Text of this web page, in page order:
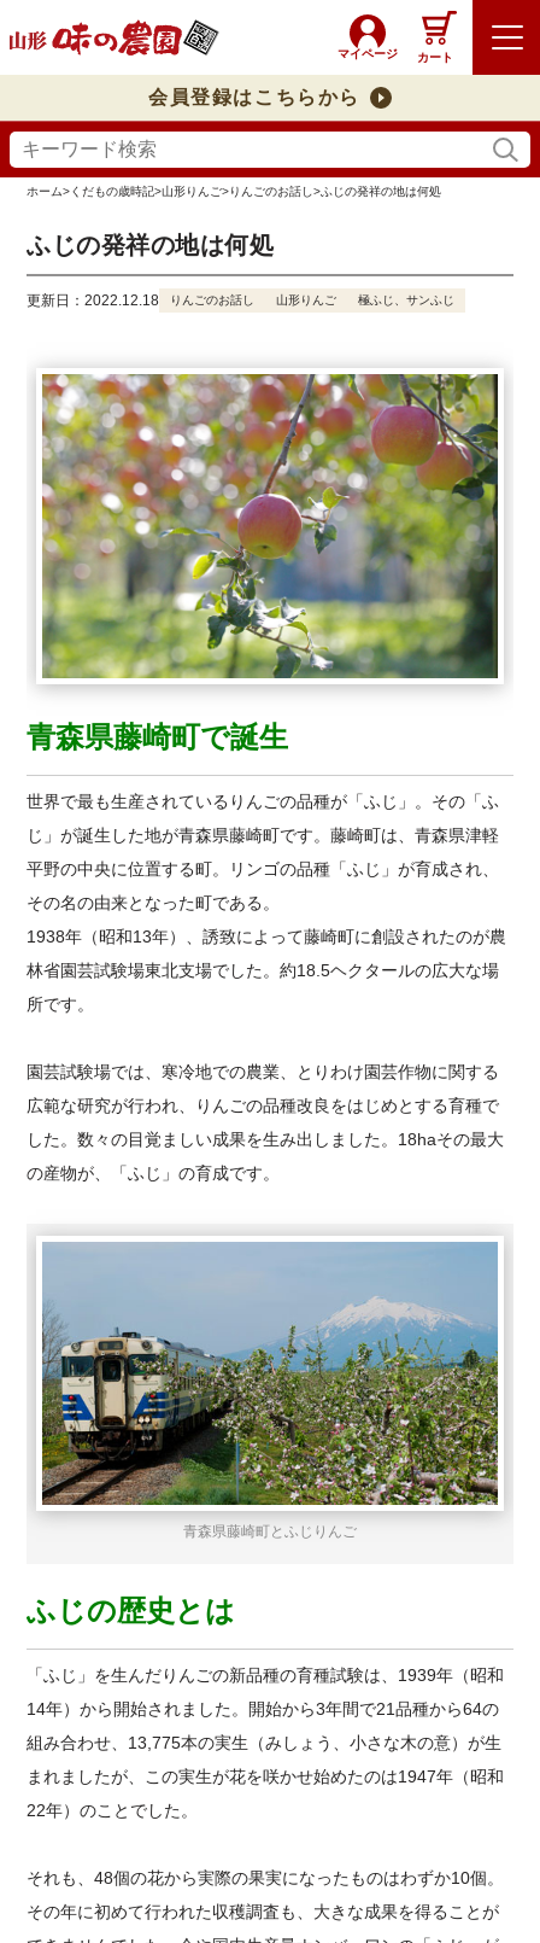
マイページ カート
会員登録はこちらから
ホーム>くだもの歳時記>山形りんご>りんごのお話し> ふじの発祥の地は何処
ふじの発祥の地は何処
更新日：2022.12.18 りんごのお話し 山形りんご 極ふじ、サンふじ
青森県藤崎町で誕生
世界で最も生産されているりんごの品種が「ふじ」。その「ふ
じ」が誕生した地が青森県藤崎町です。藤崎町は、青森県津軽
平野の中央に位置する町。リンゴの品種「ふじ」が育成され、
その名の由来となった町である。
1938年（昭和13年）、誘致によって藤崎町に創設されたのが農
林省園芸試験場東北支場でした。約18.5ヘクタールの広大な場
所です。
園芸試験場では、寒冷地での農業、とりわけ園芸作物に関する
広範な研究が行われ、りんごの品種改良をはじめとする育種で
した。数々の目覚ましい成果を生み出しました。18haその最大
の産物が、「ふじ」の育成です。
青森県藤崎町とふじりんご
ふじの歴史とは
「ふじ」を生んだりんごの新品種の育種試験は、1939年（昭和
14年）から開始されました。開始から3年間で21品種から64の
組み合わせ、13,775本の実生（みしょう、小さな木の意）が生
まれましたが、この実生が花を咲かせ始めたのは1947年（昭和
22年）のことでした。
それも、48個の花から実際の果実になったものはわずか10個。
その年に初めて行われた収穫調査も、大きな成果を得ることが